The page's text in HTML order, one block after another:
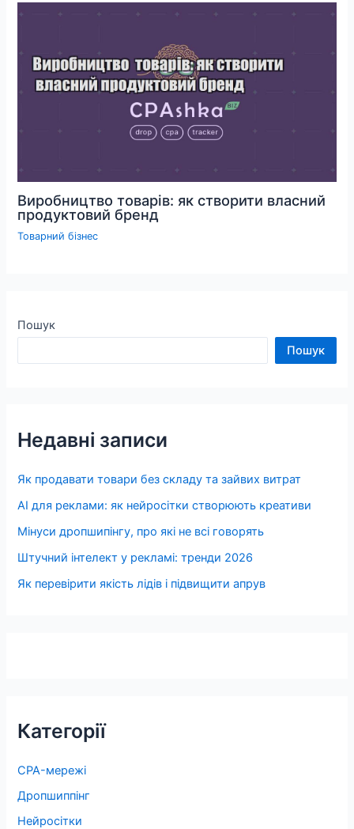
Виробництво товарів: як створити власний
продуктовий бренд
Товарний бізнес
Пошук
Пошук
Недавні записи
Як продавати товари без складу та зайвих витрат
AI для реклами: як нейросітки створюють креативи
Мінуси дропшипінгу, про які не всі говорять
Штучний інтелект у рекламі: тренди 2026
Як перевірити якість лідів і підвищити апрув
Категорії
CPA-мережі
Дропшиппінг
Нейросітки